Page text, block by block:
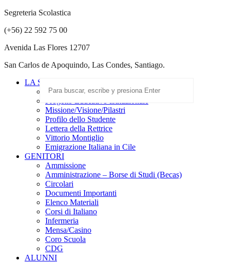
Segreteria Scolastica
(+56) 22 592 75 00
Avenida Las Flores 12707
San Carlos de Apoquindo, Las Condes, Santiago.
LA SCUOLA
Scuola Paritaria
Missione/Visione/Pilastri
Profilo dello Studente
Lettera della Rettrice
Vittorio Montiglio
Emigrazione Italiana in Cile
GENITORI
Ammissione
Amministrazione – Borse di Studi (Becas)
Circolari
Documenti Importanti
Elenco Materiali
Corsi di Italiano
Infermeria
Mensa/Casino
Coro Scuola
CDG
ALUNNI